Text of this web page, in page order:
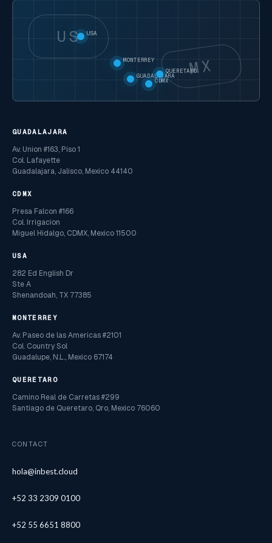
US
MX
USA
MONTERREY
GUADALAJARA
CDMX
QUERETARO
GUADALAJARA
Av. Union #163, Piso 1
Col. Lafayette
Guadalajara, Jalisco, Mexico 44140
CDMX
Presa Falcon #166
Col. Irrigacion
Miguel Hidalgo, CDMX, Mexico 11500
USA
282 Ed English Dr
Ste A
Shenandoah, TX 77385
MONTERREY
Av. Paseo de las Americas #2101
Col. Country Sol
Guadalupe, N.L., Mexico 67174
QUERETARO
Camino Real de Carretas #299
Santiago de Queretaro, Qro, Mexico 76060
CONTACT
hola@inbest.cloud
+52 33 2309 0100
+52 55 6651 8800